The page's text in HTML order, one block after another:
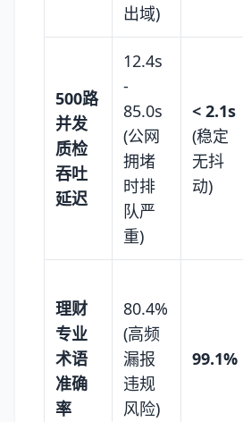
出域)
500路
并发
质检
吞吐
延迟
12.4s
-
85.0s
(公网
拥堵
时排
队严
重)
< 2.1s
(稳定
无抖
动)
理财
专业
术语
准确
率
80.4%
(高频
漏报
违规
风险)
99.1%